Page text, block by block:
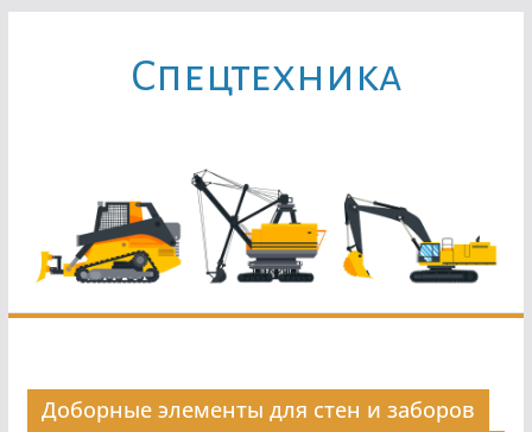
содержимомуCпецтехника
Доборные элементы для стен и заборов